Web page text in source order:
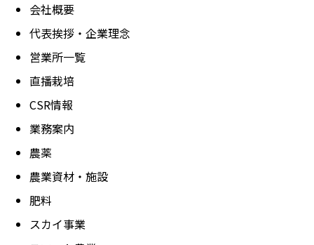
会社概要
代表挨拶・企業理念
営業所一覧
直播栽培
CSR情報
業務案内
農薬
農業資材・施設
肥料
スカイ事業